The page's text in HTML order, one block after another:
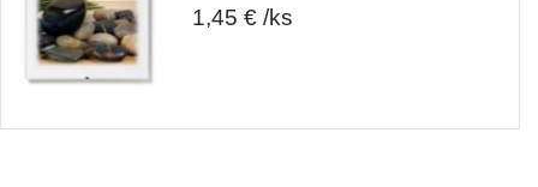
1,45 € /ks